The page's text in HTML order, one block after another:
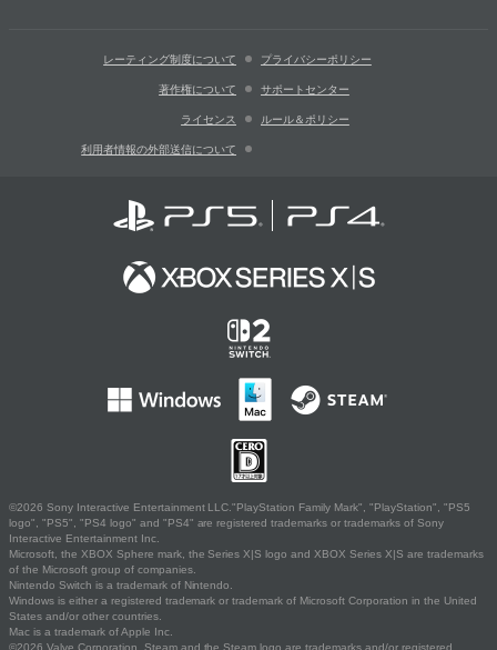
レーティング制度について プライバシーポリシー
著作権について サポートセンター
ライセンス ルール＆ポリシー
利用者情報の外部送信について
©2026 Sony Interactive Entertainment LLC."PlayStation Family Mark", "PlayStation", "PS5
logo", "PS5", "PS4 logo" and "PS4" are registered trademarks or trademarks of Sony
Interactive Entertainment Inc.
Microsoft, the XBOX Sphere mark, the Series X|S logo and XBOX Series X|S are trademarks
of the Microsoft group of companies.
Nintendo Switch is a trademark of Nintendo.
Windows is either a registered trademark or trademark of Microsoft Corporation in the United
States and/or other countries.
Mac is a trademark of Apple Inc.
©2026 Valve Corporation. Steam and the Steam logo are trademarks and/or registered